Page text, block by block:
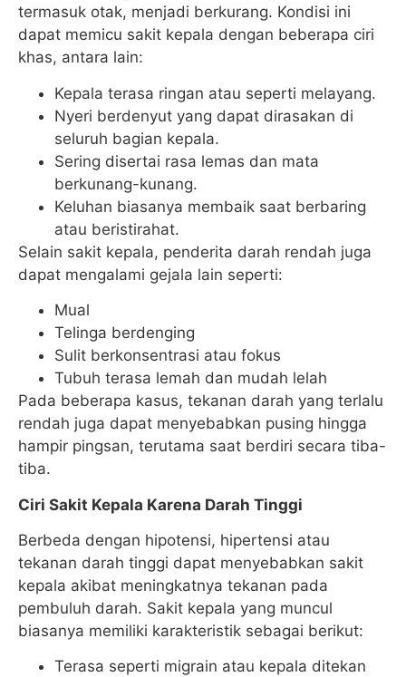
termasuk otak, menjadi berkurang. Kondisi ini
dapat memicu sakit kepala dengan beberapa ciri
khas, antara lain:
Kepala terasa ringan atau seperti melayang.
Nyeri berdenyut yang dapat dirasakan di
seluruh bagian kepala.
Sering disertai rasa lemas dan mata
berkunang-kunang.
Keluhan biasanya membaik saat berbaring
atau beristirahat.
Selain sakit kepala, penderita darah rendah juga
dapat mengalami gejala lain seperti:
Mual
Telinga berdenging
Sulit berkonsentrasi atau fokus
Tubuh terasa lemah dan mudah lelah
Pada beberapa kasus, tekanan darah yang terlalu
rendah juga dapat menyebabkan pusing hingga
hampir pingsan, terutama saat berdiri secara tiba-
tiba.
Ciri Sakit Kepala Karena Darah Tinggi
Berbeda dengan hipotensi, hipertensi atau
tekanan darah tinggi dapat menyebabkan sakit
kepala akibat meningkatnya tekanan pada
pembuluh darah. Sakit kepala yang muncul
biasanya memiliki karakteristik sebagai berikut:
Terasa seperti migrain atau kepala ditekan